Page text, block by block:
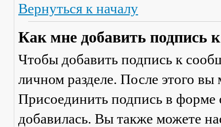
Вернуться к началу
Как мне добавить подпись
Чтобы добавить подпись к
личном разделе. После этого
Присоединить подпись в форме
добавилась. Вы также можете